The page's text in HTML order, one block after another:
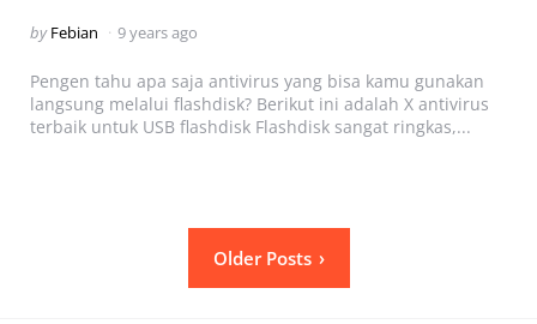
Posted
by Febian 9 years ago
Pengen tahu apa saja antivirus yang bisa kamu gunakan
langsung melalui flashdisk? Berikut ini adalah X antivirus
terbaik untuk USB flashdisk Flashdisk sangat ringkas,...
Older Posts